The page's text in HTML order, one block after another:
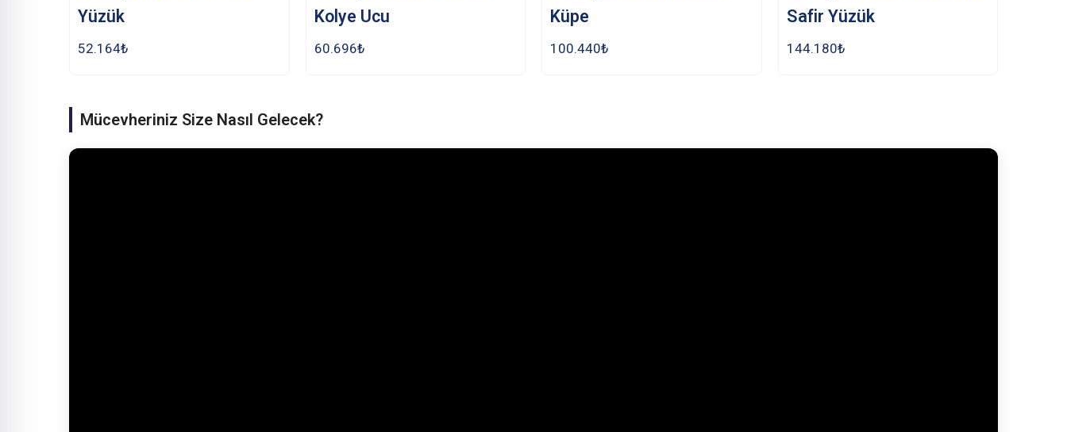
Yüzük
52.164₺
Kolye Ucu
60.696₺
Küpe
100.440₺
Safir Yüzük
144.180₺
Mücevheriniz Size Nasıl Gelecek?